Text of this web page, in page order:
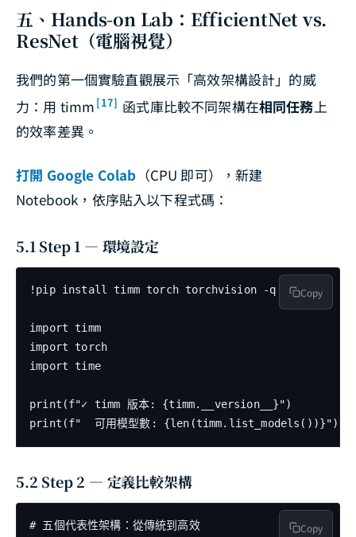
五、Hands-on Lab：EfficientNet vs.
ResNet（電腦視覺）
我們的第一個實驗直觀展示「高效架構設計」的威
力：用 timm [17] 函式庫比較不同架構在相同任務上
的效率差異。
打開 Google Colab （CPU 即可），新建
Notebook，依序貼入以下程式碼：
5.1 Step 1 — 環境設定
!pip install timm torch torchvision -q
import timm
import torch
import time
print(f"✓ timm 版本: {timm.__version__}")
Copy
5.2 Step 2 — 定義比較架構
# 五個代表性架構：從傳統到高效
Copy